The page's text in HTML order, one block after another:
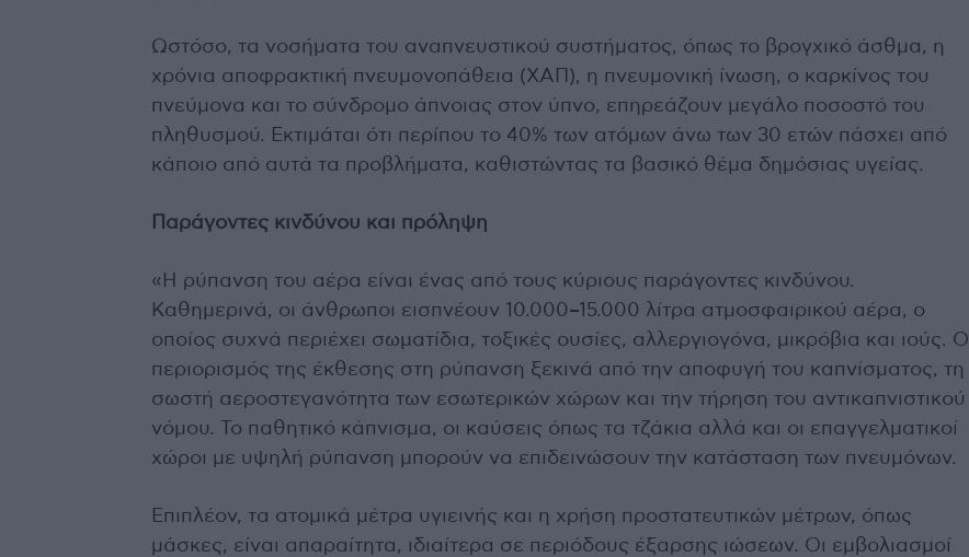
Ωστόσο, τα νοσήματα του αναπνευστικού συστήματος, όπως το βρογχικό άσθμα, η
χρόνια αποφρακτική πνευμονοπάθεια (ΧΑΠ), η πνευμονική ίνωση, ο καρκίνος του
πνεύμονα και το σύνδρομο άπνοιας στον ύπνο, επηρεάζουν μεγάλο ποσοστό του
πληθυσμού. Εκτιμάται ότι περίπου το 40% των ατόμων άνω των 30 ετών πάσχει από
κάποιο από αυτά τα προβλήματα, καθιστώντας τα βασικό θέμα δημόσιας υγείας.
Παράγοντες κινδύνου και πρόληψη
«Η ρύπανση του αέρα είναι ένας από τους κύριους παράγοντες κινδύνου.
Καθημερινά, οι άνθρωποι εισπνέουν 10.000–15.000 λίτρα ατμοσφαιρικού αέρα, ο
οποίος συχνά περιέχει σωματίδια, τοξικές ουσίες, αλλεργιογόνα, μικρόβια και ιούς. Ο
περιορισμός της έκθεσης στη ρύπανση ξεκινά από την αποφυγή του καπνίσματος, τη
σωστή αεροστεγανότητα των εσωτερικών χώρων και την τήρηση του αντικαπνιστικού
νόμου. Το παθητικό κάπνισμα, οι καύσεις όπως τα τζάκια αλλά και οι επαγγελματικοί
χώροι με υψηλή ρύπανση μπορούν να επιδεινώσουν την κατάσταση των πνευμόνων.
Επιπλέον, τα ατομικά μέτρα υγιεινής και η χρήση προστατευτικών μέτρων, όπως
μάσκες, είναι απαραίτητα, ιδιαίτερα σε περιόδους έξαρσης ιώσεων. Οι εμβολιασμοί